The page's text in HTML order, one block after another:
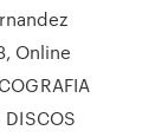
Online
DISCOS